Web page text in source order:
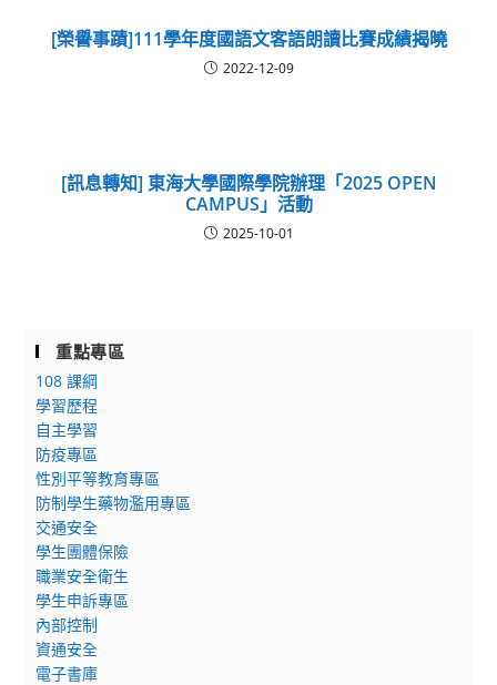
[榮譽事蹟]111學年度國語文客語朗讀比賽成績揭曉
2022-12-09
[訊息轉知] 東海大學國際學院辦理「2025 OPEN
CAMPUS」活動
2025-10-01
重點專區
108 課綱
學習歷程
自主學習
防疫專區
性別平等教育專區
防制學生藥物濫用專區
交通安全
學生團體保險
職業安全衛生
學生申訴專區
內部控制
資通安全
電子書庫